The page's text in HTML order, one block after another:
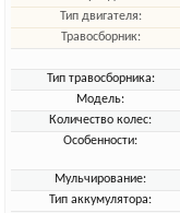
Тип двигателя:
Травосборник:
Тип травосборника:
Модель:
Количество колес:
Особенности:
Мульчирование:
Тип аккумулятора: